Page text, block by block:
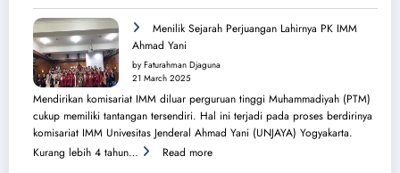
Hijrah
Syiarkan
di
Melbourne
dan
Brisbane
Menilik Sejarah Perjuangan Lahirnya PK IMM
Ahmad Yani
by Faturahman Djaguna
21 March 2025
Mendirikan komisariat IMM diluar perguruan tinggi Muhammadiyah (PTM)
cukup memiliki tantangan tersendiri. Hal ini terjadi pada proses berdirinya
komisariat IMM Univesitas Jenderal Ahmad Yani (UNJAYA) Yogyakarta.
Kurang lebih 4 tahun…
Read more: